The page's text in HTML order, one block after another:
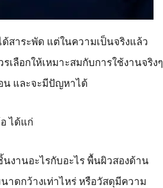
สาระพัด แต่ในความเป็นจริงแล้ว
เลือกให้เหมาะสมกับการใช้งานจริงๆ
น และจะมีปัญหาได้
ได้แก่
นงานอะไรกับอะไร พื้นผิวสองด้าน
ดกว้างเท่าไหร่ หรือวัสดุมีความ